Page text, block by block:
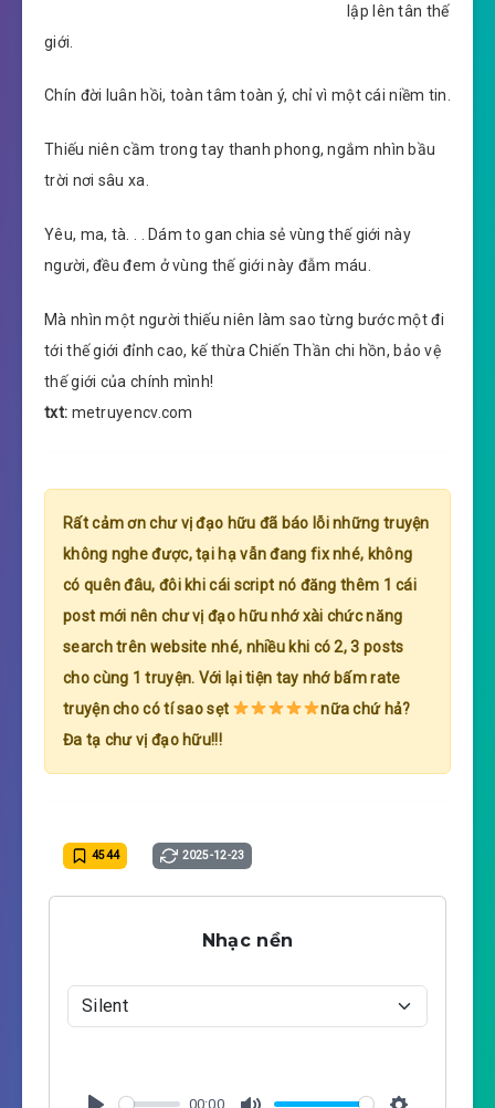
lập lên tân thế
giới.
Chín đời luân hồi, toàn tâm toàn ý, chỉ vì một cái niềm tin.
Thiếu niên cầm trong tay thanh phong, ngắm nhìn bầu
trời nơi sâu xa.
Yêu, ma, tà. . . Dám to gan chia sẻ vùng thế giới này
người, đều đem ở vùng thế giới này đẫm máu.
Mà nhìn một người thiếu niên làm sao từng bước một đi
tới thế giới đỉnh cao, kế thừa Chiến Thần chi hồn, bảo vệ
thế giới của chính mình!
txt: metruyencv.com
Rất cảm ơn chư vị đạo hữu đã báo lỗi những truyện
không nghe được, tại hạ vẫn đang fix nhé, không
có quên đâu, đôi khi cái script nó đăng thêm 1 cái
post mới nên chư vị đạo hữu nhớ xài chức năng
search trên website nhé, nhiều khi có 2, 3 posts
cho cùng 1 truyện. Với lại tiện tay nhớ bấm rate
truyện cho có tí sao sẹt
nữa chứ hả?
Đa tạ chư vị đạo hữu!!!
4544 2025-12-23
Nhạc nền
00:00